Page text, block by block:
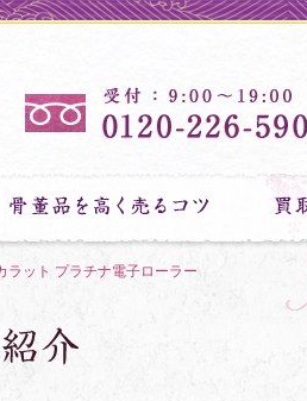
ラット プラチナ電子ローラー